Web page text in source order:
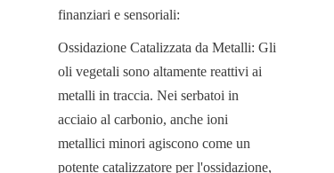
finanziari e sensoriali:
Ossidazione Catalizzata da Metalli: Gli
oli vegetali sono altamente reattivi ai
metalli in traccia. Nei serbatoi in
acciaio al carbonio, anche ioni
metallici minori agiscono come un
potente catalizzatore per l'ossidazione,